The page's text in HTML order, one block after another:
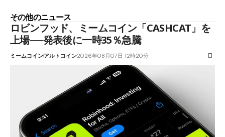
その他のニュース
ロビンフッド、ミームコイン「CASHCAT」を
上場──発表後に一時35％急騰
ミームコインアルトコイン2026年08月07日 12時20分